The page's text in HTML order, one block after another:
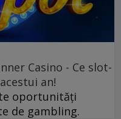
Casino - Ce slot-
an!
oportunități
de gambling.